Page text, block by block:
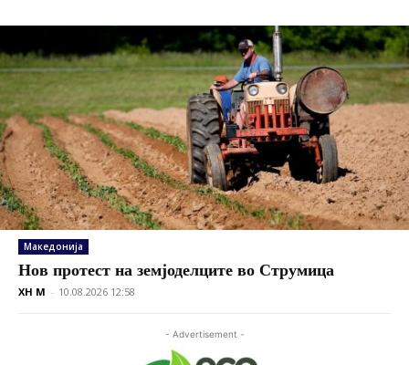
Македонија
Нов протест на земјоделците во Струмица
XH M - 10.08.2026 12:58
- Advertisement -